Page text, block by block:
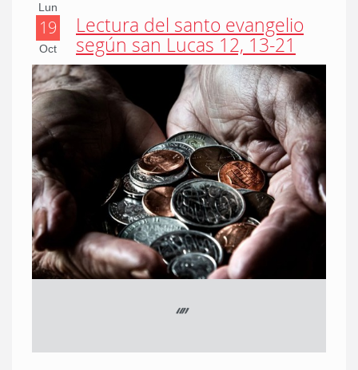
Lun
19
Oct
Lectura del santo evangelio
según san Lucas 12, 13-21
“”